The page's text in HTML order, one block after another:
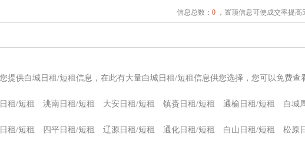
信息总数： 0，置顶信息可使成交率提高5
提供白城日租/短租信息，在此有大量白城日租/短租信息供您选择，您可以免费查
租/短租 洮南日租/短租 大安日租/短租 镇赉日租/短租 通榆日租/短租 白城
租/短租 四平日租/短租 辽源日租/短租 通化日租/短租 白山日租/短租 松原